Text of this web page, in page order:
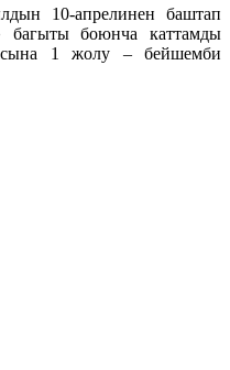
10-апрелинен баштап
багыты боюнча каттамды
1 жолу – бейшемби